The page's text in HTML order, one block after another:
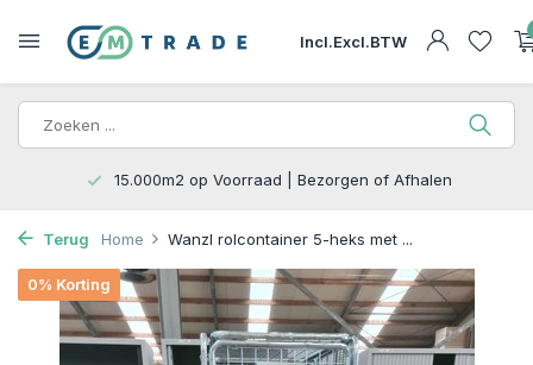
Incl.Excl.BTW
15.000m2 op Voorraad | Bezorgen of Afhalen
Terug Home Wanzl rolcontainer 5-heks met ...
0% Korting